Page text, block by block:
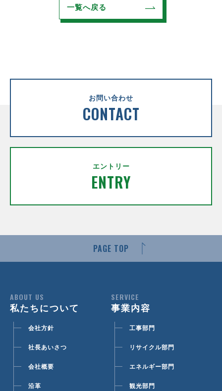
一覧へ戻る
お問い合わせ
CONTACT
エントリー
ENTRY
ABOUT US
私たちについて
会社方針
社長あいさつ
会社概要
沿革
SERVICE
事業内容
工事部門
リサイクル部門
エネルギー部門
観光部門
PAGE TOP